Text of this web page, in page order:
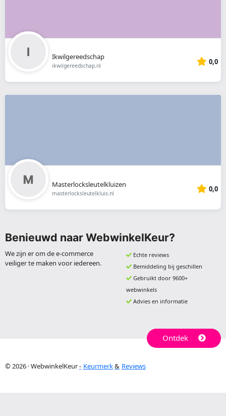
Ikwilgereedschap
ikwilgereedschap.nl 0,0
Masterlocksleutelkluizen
masterlocksleutelkluis.nl 0,0
Benieuwd naar WebwinkelKeur?
We zijn er om de e-commerce
veiliger te maken voor iedereen.
Echte reviews
Bemiddeling bij geschillen
Gebruikt door 9600+
webwinkels
Advies en informatie
Ontdek
© 2026 · WebwinkelKeur Keurmerk Reviews